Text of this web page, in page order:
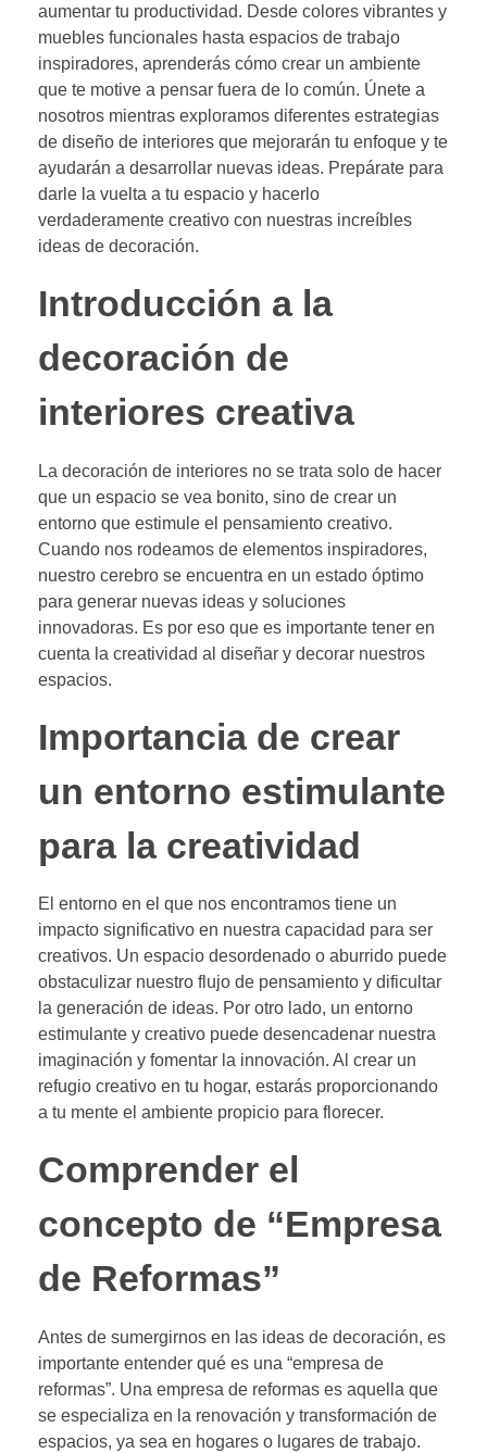
aumentar tu productividad. Desde colores vibrantes y
muebles funcionales hasta espacios de trabajo
inspiradores, aprenderás cómo crear un ambiente
que te motive a pensar fuera de lo común. Únete a
nosotros mientras exploramos diferentes estrategias
de diseño de interiores que mejorarán tu enfoque y te
ayudarán a desarrollar nuevas ideas. Prepárate para
darle la vuelta a tu espacio y hacerlo
verdaderamente creativo con nuestras increíbles
ideas de decoración.
Introducción a la
decoración de
interiores creativa
La decoración de interiores no se trata solo de hacer
que un espacio se vea bonito, sino de crear un
entorno que estimule el pensamiento creativo.
Cuando nos rodeamos de elementos inspiradores,
nuestro cerebro se encuentra en un estado óptimo
para generar nuevas ideas y soluciones
innovadoras. Es por eso que es importante tener en
cuenta la creatividad al diseñar y decorar nuestros
espacios.
Importancia de crear
un entorno estimulante
para la creatividad
El entorno en el que nos encontramos tiene un
impacto significativo en nuestra capacidad para ser
creativos. Un espacio desordenado o aburrido puede
obstaculizar nuestro flujo de pensamiento y dificultar
la generación de ideas. Por otro lado, un entorno
estimulante y creativo puede desencadenar nuestra
imaginación y fomentar la innovación. Al crear un
refugio creativo en tu hogar, estarás proporcionando
a tu mente el ambiente propicio para florecer.
Comprender el
concepto de “Empresa
de Reformas”
Antes de sumergirnos en las ideas de decoración, es
importante entender qué es una “empresa de
reformas”. Una empresa de reformas es aquella que
se especializa en la renovación y transformación de
espacios, ya sea en hogares o lugares de trabajo.